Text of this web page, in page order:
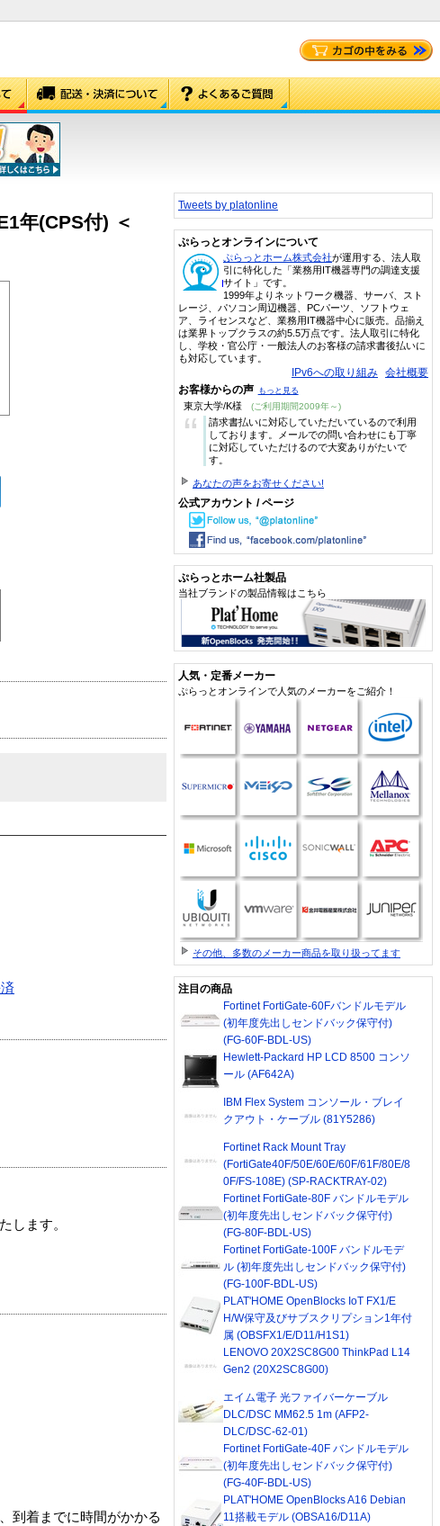
年(CPS付) ＜
します。
到着までに時間がかかる
Tweets by platonline
ぷらっとオンラインについて
ぷらっとホーム株式会社が運用する、法人取
引に特化した「業務用IT機器専門の調達支援
サイト」です。
1999年よりネットワーク機器、サーバ、スト
レージ、パソコン周辺機器、PCパーツ、ソフトウェ
ア、ライセンスなど、業務用IT機器中心に販売。品揃え
は業界トップクラスの約5.5万点です。法人取引に特化
し、学校・官公庁・一般法人のお客様の請求書後払いに
も対応しています。
IPv6への取り組み 会社概要
お客様からの声 もっと見る
東京大学/K様 (ご利用期間2009年～)
“
請求書払いに対応していただいているので利用
しております。メールでの問い合わせにも丁寧
に対応していただけるので大変ありがたいで
す。
あなたの声をお寄せください!
公式アカウント / ページ
ぷらっとホーム社製品
当社ブランドの製品情報はこちら
人気・定番メーカー
ぷらっとオンラインで人気のメーカーをご紹介！
その他、多数のメーカー商品を取り扱ってます
注目の商品
Fortinet FortiGate-60Fバンドルモデル
(初年度先出しセンドバック保守付)
(FG-60F-BDL-US)
Hewlett-Packard HP LCD 8500 コンソ
ール (AF642A)
IBM Flex System コンソール・ブレイ
クアウト・ケーブル (81Y5286)
Fortinet Rack Mount Tray
(FortiGate40F/50E/60E/60F/61F/80E/8
0F/FS-108E) (SP-RACKTRAY-02)
Fortinet FortiGate-80F バンドルモデル
(初年度先出しセンドバック保守付)
(FG-80F-BDL-US)
Fortinet FortiGate-100F バンドルモデ
ル (初年度先出しセンドバック保守付)
(FG-100F-BDL-US)
PLAT'HOME OpenBlocks IoT FX1/E
H/W保守及びサブスクリプション1年付
属 (OBSFX1/E/D11/H1S1)
LENOVO 20X2SC8G00 ThinkPad L14
Gen2 (20X2SC8G00)
エイム電子 光ファイバーケーブル
DLC/DSC MM62.5 1m (AFP2-
DLC/DSC-62-01)
Fortinet FortiGate-40F バンドルモデル
(初年度先出しセンドバック保守付)
(FG-40F-BDL-US)
PLAT'HOME OpenBlocks A16 Debian
11搭載モデル (OBSA16/D11A)